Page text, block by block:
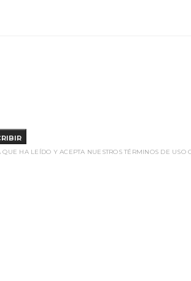
HA LEÍDO Y ACEPTA NUESTROS TÉRMINOS DE